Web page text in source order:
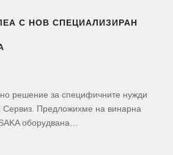
С НОВ СПЕЦИАЛИЗИРАН
решение за специфичните нужди
Сервиз. Предложихме на винарна
оборудвана…